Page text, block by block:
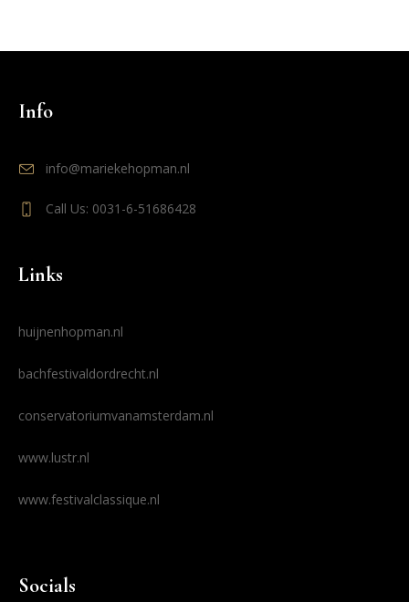
Info
info@mariekehopman.nl
Call Us: 0031-6-51686428
Links
huijnenhopman.nl
bachfestivaldordrecht.nl
conservatoriumvanamsterdam.nl
www.lustr.nl
www.festivalclassique.nl
Socials